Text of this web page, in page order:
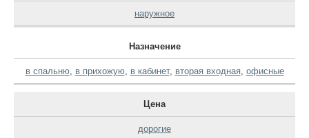
наружное
Назначение
в спальню, в прихожую, в кабинет, вторая входная, офисные
Цена
дорогие